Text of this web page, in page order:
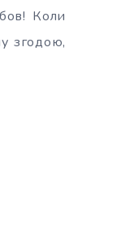
Коли
згодою,